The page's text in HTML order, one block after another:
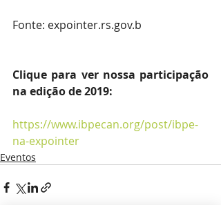
Fonte: expointer.rs.gov.b
Clique para ver nossa participação
na edição de 2019:
https://www.ibpecan.org/post/ibpe-
na-expointer
Eventos